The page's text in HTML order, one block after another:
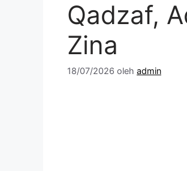
Qadzaf,
Zina
18/07/2026 oleh admin